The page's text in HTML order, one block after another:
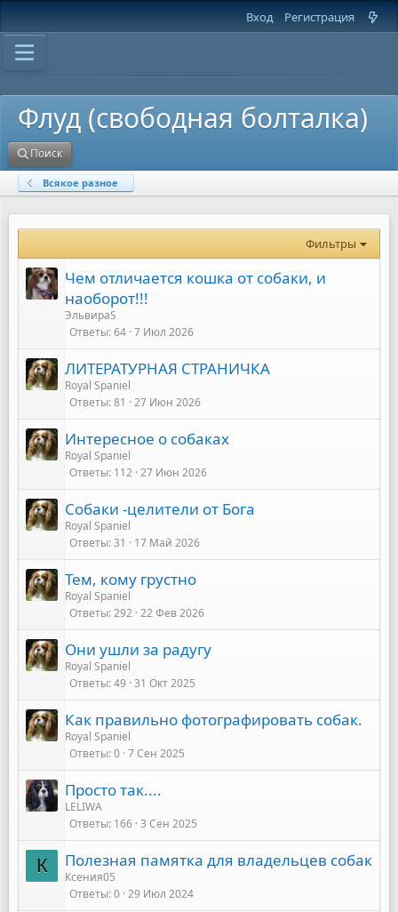
Вход Регистрация
Флуд (свободная болталка)
Поиск
Всякое разное
Фильтры
Чем отличается кошка от собаки, и
наоборот!!!
ЭльвираS
Ответы 64 7 Июл 2026
ЛИТЕРАТУРНАЯ СТРАНИЧКА
Royal Spaniel
Ответы 81 27 Июн 2026
Интересное о собаках
Royal Spaniel
Ответы 112 27 Июн 2026
Собаки -целители от Бога
Royal Spaniel
Ответы 31 17 Май 2026
Тем, кому грустно
Royal Spaniel
Ответы 292 22 Фев 2026
Они ушли за радугу
Royal Spaniel
Ответы 49 31 Окт 2025
Как правильно фотографировать собак.
Royal Spaniel
Ответы 0 7 Сен 2025
Просто так....
LELIWA
Ответы 166 3 Сен 2025
К Полезная памятка для владельцев собак
Ксения05
Ответы 0 29 Июл 2024